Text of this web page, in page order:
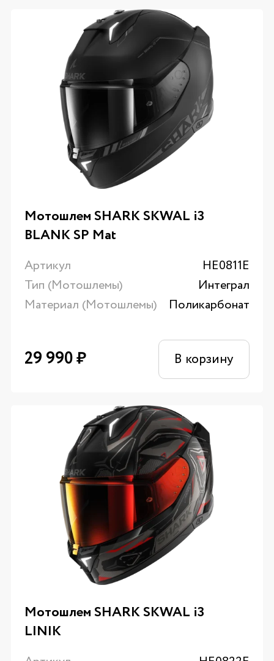
Мотошлем SHARK SKWAL i3
BLANK SP Mat
Артикул
HE0811E
Тип (Мотошлемы)
Интеграл
Материал (Мотошлемы)
Поликарбонат
29 990₽ В корзину
Мотошлем SHARK SKWAL i3
LINIK